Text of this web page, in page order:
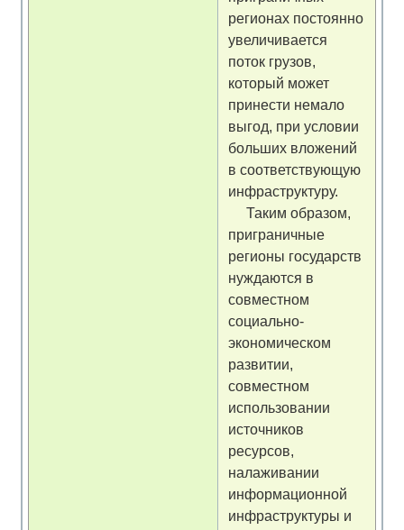
регионах постоянно
увеличивается
поток грузов,
который может
принести немало
выгод, при условии
больших вложений
в соответствующую
инфраструктуру.
Таким образом,
приграничные
регионы государств
нуждаются в
совместном
социально-
экономическом
развитии,
совместном
использовании
источников
ресурсов,
налаживании
информационной
инфраструктуры и